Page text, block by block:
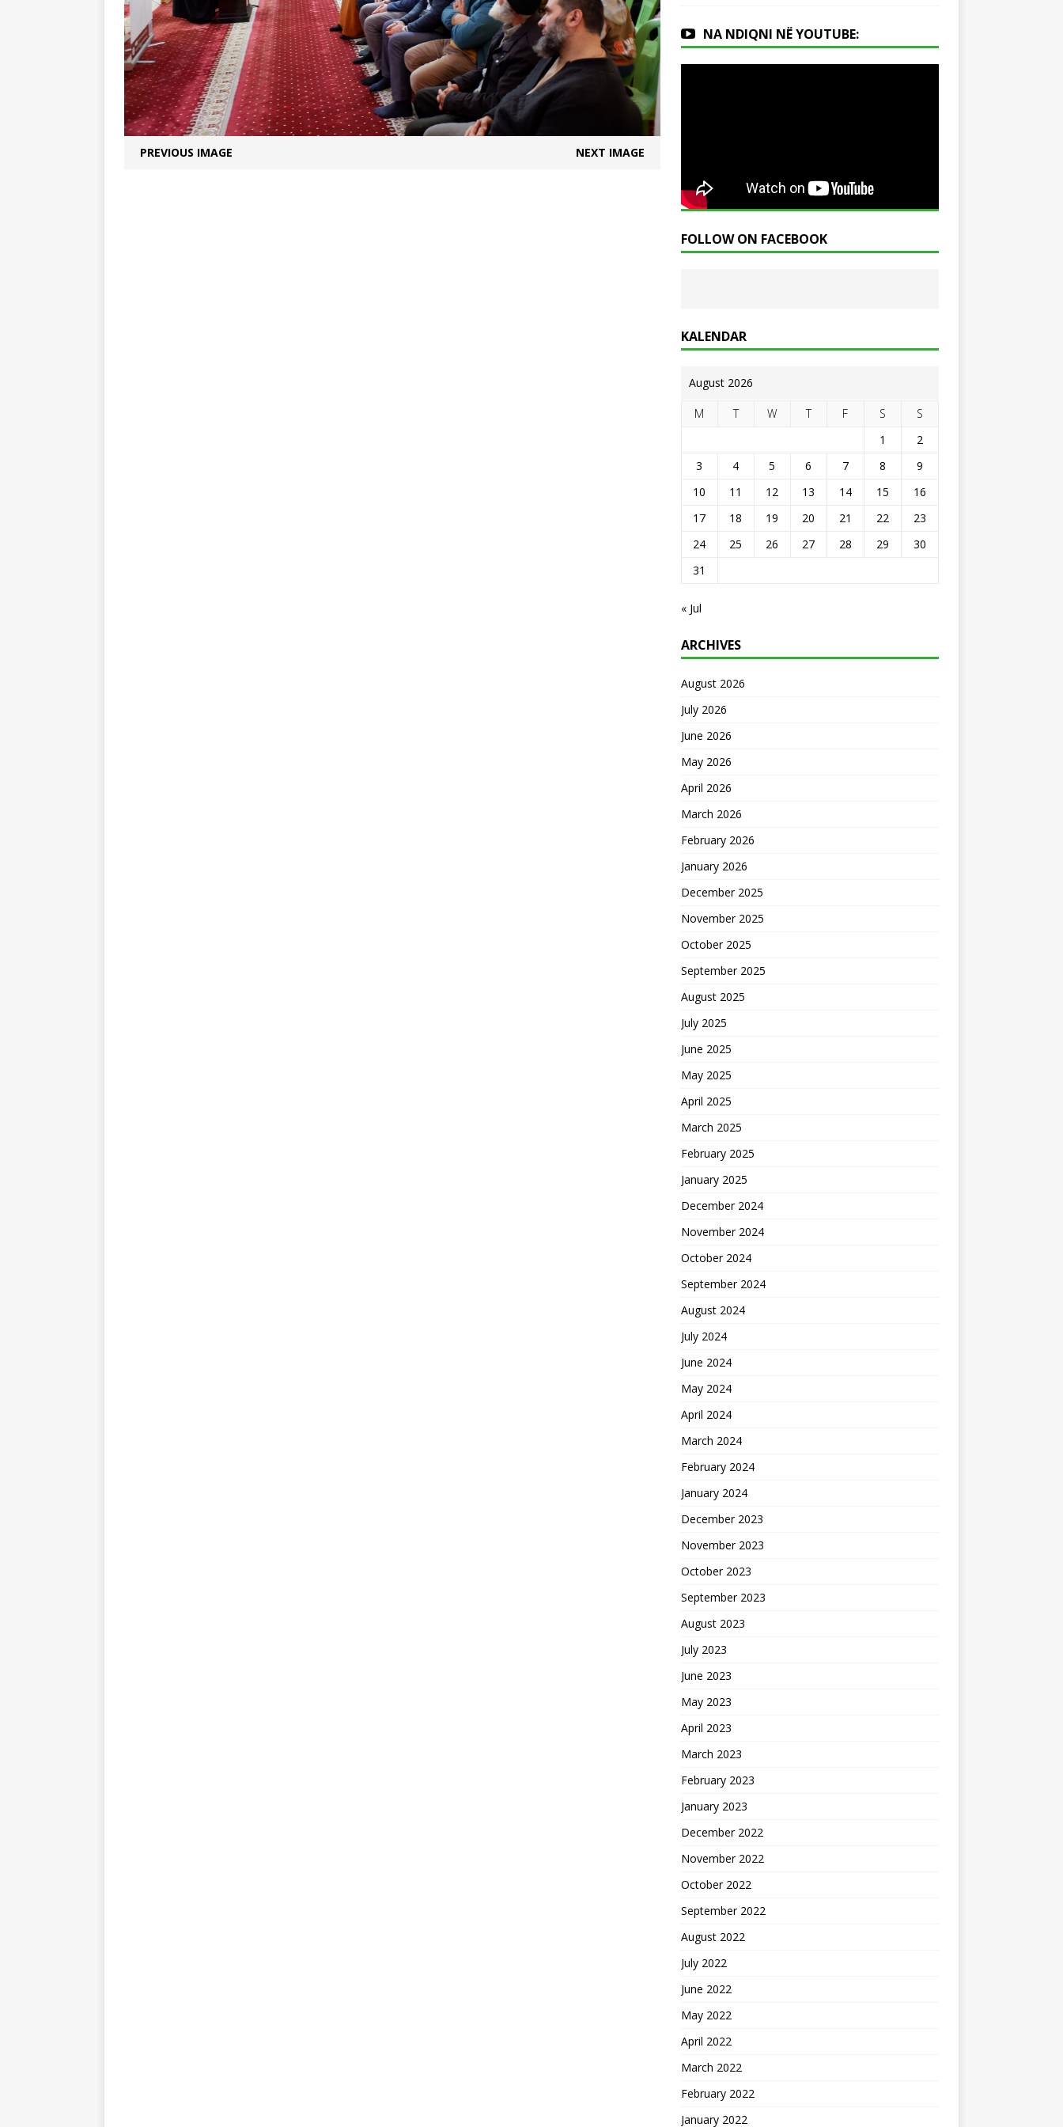
PREVIOUS IMAGE NEXT IMAGE
NA NDIQNI NË YOUTUBE:
FOLLOW ON FACEBOOK
KALENDAR
August 2026
M T W T F S
S
1
2
3
4 5 6 7 8
9
10
11 12 13 14 15
16
17
18 19 20 21 22
23
24
25 26 27 28 29
30
31
« Jul
ARCHIVES
August 2026
July 2026
June 2026
May 2026
April 2026
March 2026
February 2026
January 2026
December 2025
November 2025
October 2025
September 2025
August 2025
July 2025
June 2025
May 2025
April 2025
March 2025
February 2025
January 2025
December 2024
November 2024
October 2024
September 2024
August 2024
July 2024
June 2024
May 2024
April 2024
March 2024
February 2024
January 2024
December 2023
November 2023
October 2023
September 2023
August 2023
July 2023
June 2023
May 2023
April 2023
March 2023
February 2023
January 2023
December 2022
November 2022
October 2022
September 2022
August 2022
July 2022
June 2022
May 2022
April 2022
March 2022
February 2022
January 2022